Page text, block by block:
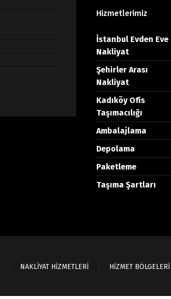
Hizmetlerimiz
İstanbul Evden Eve
Nakliyat
Şehirler Arası
Nakliyat
Kadıköy Ofis
Taşımacılığı
Ambalajlama
Depolama
Paketleme
Taşıma Şartları
NAKLİYAT HİZMETLERİ HİZMET BÖLGELERİ